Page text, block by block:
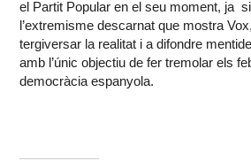
el Partit Popular en el seu moment, ja
l’extremisme descarnat que mostra
tergiversar la realitat i a difondre
amb l’únic objectiu de fer tremolar els
democràcia espanyola.